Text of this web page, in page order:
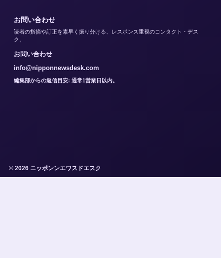
お問い合わせ
読者の指摘や訂正を素早く振り分ける、レスポンス重視のコンタクト・デス
ク。
お問い合わせ
info@nipponnewsdesk.com
編集部からの返信目安: 通常1営業日以内。
© 2026 ニッポンンエワスドエスク